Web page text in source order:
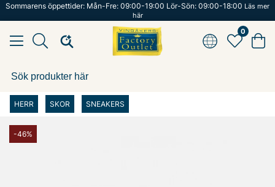
Sommarens öppettider: Mån-Fre: 09:00-19:00 Lör-Sön: 09:00-18:00 Läs mer
här
0
HERR SKOR SNEAKERS
-46%